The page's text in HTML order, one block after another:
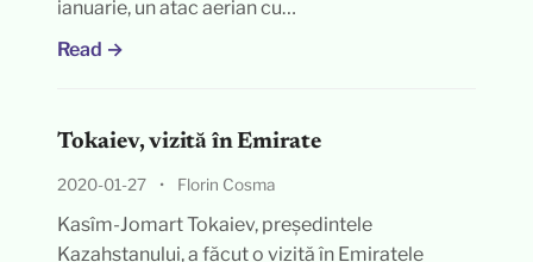
ianuarie, un atac aerian cu…
Read →
Tokaiev, vizită în Emirate
2020-01-27 • Florin Cosma
Kasîm-Jomart Tokaiev, președintele
Kazahstanului, a făcut o vizită în Emiratele